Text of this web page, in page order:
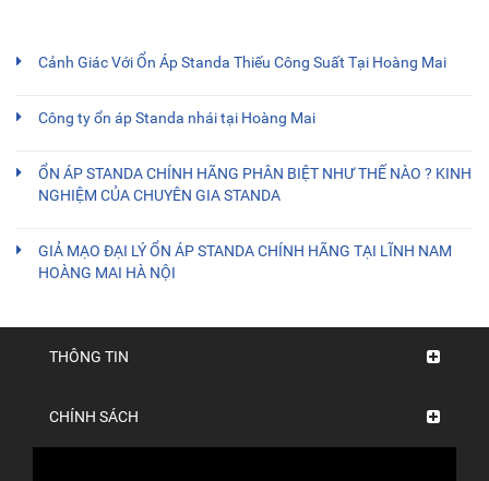
Cảnh Giác Với Ổn Áp Standa Thiếu Công Suất Tại Hoàng Mai
Công ty ổn áp Standa nhái tại Hoàng Mai
ỔN ÁP STANDA CHÍNH HÃNG PHÂN BIỆT NHƯ THẾ NÀO ? KINH
NGHIỆM CỦA CHUYÊN GIA STANDA
GIẢ MẠO ĐẠI LÝ ỔN ÁP STANDA CHÍNH HÃNG TẠI LĨNH NAM
HOÀNG MAI HÀ NỘI
THÔNG TIN
CHÍNH SÁCH